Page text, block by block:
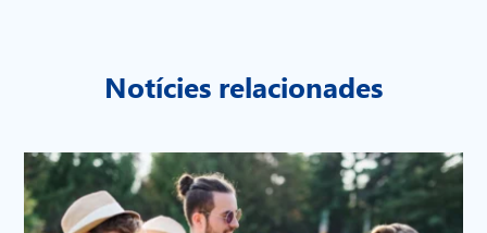
Notícies relacionades